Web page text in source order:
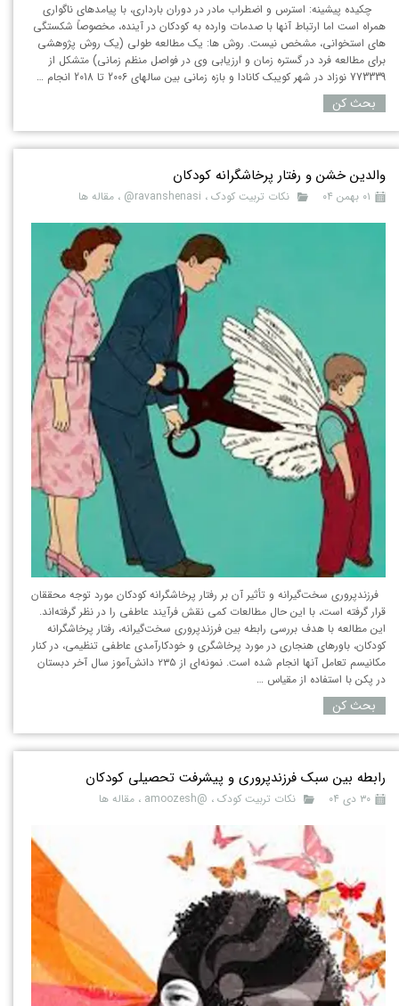
چکیده پیشینه: استرس و اضطراب مادر در دوران بارداری، با پیامدهای ناگواری
همراه است اما ارتباط آنها با صدمات وارده به کودکان در آینده، مخصوصاً شکستگی
های استخوانی، مشخص نیست. روش ها: یک مطالعه طولی (یک روش پژوهشی
برای مطالعه فرد در گستره زمان و ارزیابی وی در فواصل منظم زمانی) متشکل از
773339 نوزاد در شهر کویبک کانادا و بازه زمانی بین سالهای 2006 تا 2018 انجام …
بحث کن
والدین خشن و رفتار پرخاشگرانه کودکان
۰۱ بهمن ۰۴ نکات تربیت کودک ، ravanshenasi@ ، مقاله ها
فرزندپروری سخت‌گیرانه و تأثیر آن بر رفتار پرخاشگرانه کودکان مورد توجه محققان
قرار گرفته است، با این حال مطالعات کمی نقش فرآیند عاطفی را در نظر گرفته‌اند.
این مطالعه با هدف بررسی رابطه بین فرزندپروری سخت‌گیرانه، رفتار پرخاشگرانه
کودکان، باورهای هنجاری در مورد پرخاشگری و خودکارآمدی عاطفی تنظیمی، در کنار
مکانیسم تعامل آنها انجام شده است. نمونه‌ای از ۲۳۵ دانش‌آموز سال آخر دبستان
در پکن با استفاده از مقیاس …
بحث کن
رابطه بین سبک فرزندپروری و پیشرفت تحصیلی کودکان
۳۰ دی ۰۴ نکات تربیت کودک ، @amoozesh ، مقاله ها